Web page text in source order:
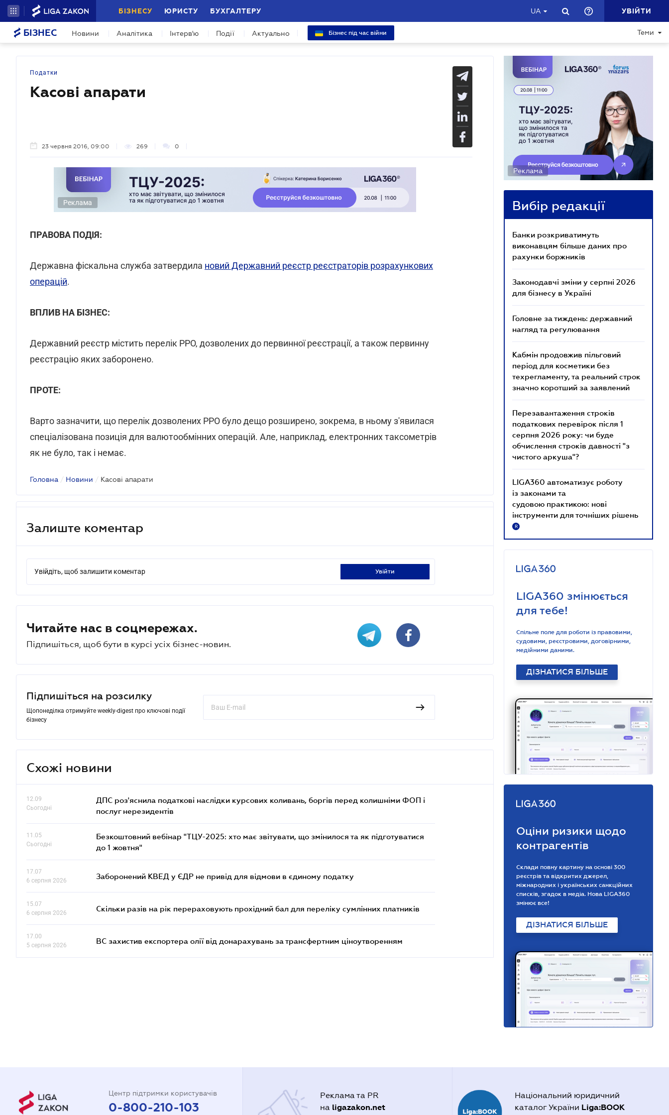
БІЗНЕСУ ЮРИСТУ БУХГАЛТЕРУ UA УВІЙТИ
БІЗНЕС Новини Аналітика Інтерв'ю Події Актуально Бізнес під час війни Теми
Податки
Касові апарати
23 червня 2016, 09:00 269 0
Реклама
ПРАВОВА ПОДІЯ:
Державна фіскальна служба затвердила новий Державний реєстр реєстраторів розрахункових
операцій.
ВПЛИВ НА БІЗНЕС:
Державний реєстр містить перелік РРО, дозволених до первинної реєстрації, а також первинну
реєстрацію яких заборонено.
ПРОТЕ:
Варто зазначити, що перелік дозволених РРО було дещо розширено, зокрема, в ньому з'явилася
спеціалізована позиція для валютообмінних операцій. Але, наприклад, електронних таксометрів
як не було, так і немає.
Головна / Новини / Касові апарати
Залиште коментар
Увійдіть, щоб залишити коментар увійти
Читайте нас в соцмережах.
Підпишіться, щоб бути в курсі усіх бізнес-новин.
Підпишіться на розсилку
Щопонеділка отримуйте weekly-digest про ключові події
бізнесу
Схожі новини
12.09
Сьогодні
ДПС роз'яснила податкові наслідки курсових коливань, боргів перед колишніми ФОП і
послуг нерезидентів
11.05
Сьогодні
Безкоштовний вебінар "ТЦУ-2025: хто має звітувати, що змінилося та як підготуватися
до 1 жовтня"
17.07
6 серпня 2026
Заборонений КВЕД у ЄДР не привід для відмови в єдиному податку
15.07
6 серпня 2026
Скільки разів на рік перераховують прохідний бал для переліку сумлінних платників
17.00
5 серпня 2026
ВС захистив експортера олії від донарахувань за трансфертним ціноутворенням
Реклама
Вибір редакції
Банки розкриватимуть
виконавцям більше даних про
рахунки боржників
Законодавчі зміни у серпні 2026
для бізнесу в Україні
Головне за тиждень: державний
нагляд та регулювання
Кабмін продовжив пільговий
період для косметики без
техрегламенту, та реальний строк
значно коротший за заявлений
Перезавантаження строків
податкових перевірок після 1
серпня 2026 року: чи буде
обчислення строків давності "з
чистого аркуша"?
LIGA360 автоматизує роботу
із законами та
судовою практикою: нові
інструменти для точніших рішень
R
LIGA360 змінюється
для тебе!
Спільне поле для роботи із правовими,
судовими, реєстровими, договірними,
медійними даними.
ДІЗНАТИСЯ БІЛЬШЕ
Оціни ризики щодо
контрагентів
Склади повну картину на основі 300
реєстрів та відкритих джерел,
міжнародних і українських санкційних
списків, згадок в медіа. Нова LIGA360
змінює все!
ДІЗНАТИСЯ БІЛЬШЕ
Центр підтримки користувачів
0-800-210-103
Реклама та PR
на ligazakon.net
Національний юридичний
каталог України Liga:BOOK